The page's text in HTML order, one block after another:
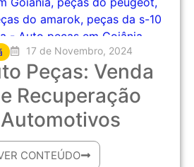
17 de Novembro, 2024
Peças: Venda
Recuperação
CONTEÚDO